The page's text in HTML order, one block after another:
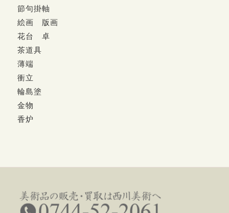
節句掛軸
絵画 版画
花台 卓
茶道具
薄端
衝立
輪島塗
金物
香炉